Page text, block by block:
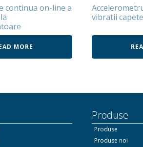
continua on-line a
MORE
vibratii
Produse
Produse
Produse noi